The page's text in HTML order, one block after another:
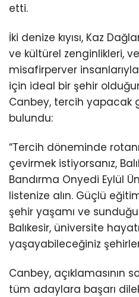
etti.
İki denize kıyısı, Kaz
ve kültürel zenginlikleri,
misafirperver
için ideal bir şehir
Canbey, tercih yapacak
bulundu:
“Tercih döneminde
çevirmek istiyorsanız,
Bandırma Onyedi Eylül
listenize alın. Güçlü
şehir yaşamı ve
Balıkesir, üniversite
yaşayabileceğiniz
Canbey, açıklamasının
tüm adaylara başarı